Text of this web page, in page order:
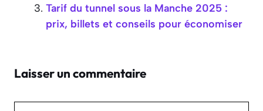
Tarif du tunnel sous la Manche 2025 :
prix, billets et conseils pour économiser
Laisser un commentaire